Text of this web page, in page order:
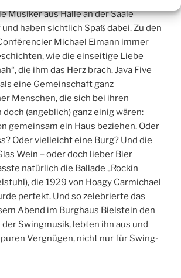
Musiker aus Halle an der Saale
haben sichtlich Spaß dabei. Zu den
Michael Eimann immer
wie die einseitige Liebe
die ihm das Herz brach. Java Five
eine Gemeinschaft ganz
Menschen, die sich bei ihren
(angeblich) ganz einig wären:
gemeinsam ein Haus beziehen. Oder
Oder vielleicht eine Burg? Und die
Wein – oder doch lieber Bier
natürlich die Ballade „Rockin
die 1929 von Hoagy Carmichael
perfekt. Und so zelebrierte das
Abend im Burghaus Bielstein den
Swingmusik, lebten ihn aus und
Vergnügen, nicht nur für Swing-